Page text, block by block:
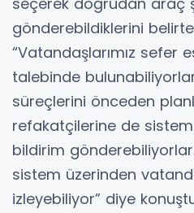
gönderebildiklerini
“Vatandaşlarımız sefer
talebinde
süreçlerini önceden
refakatçilerine de sistem
bildirim
sistem üzerinden
izleyebiliyor” diye